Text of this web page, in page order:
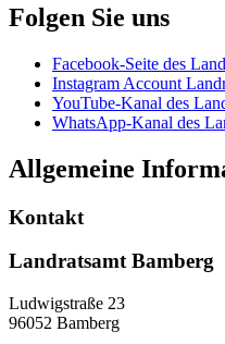
Folgen Sie uns
Facebook-Seite des
Instagram Account
YouTube-Kanal des
WhatsApp-Kanal des
Allgemeine
Kontakt
Landratsamt Bamberg
Ludwigstraße 23
96052 Bamberg